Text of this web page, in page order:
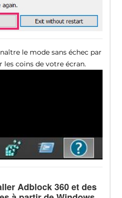
le mode sans échec par
les coins de votre écran.
Adblock 360 et des